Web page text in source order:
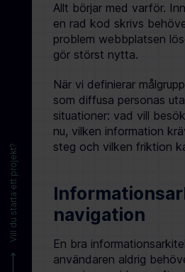
Vill du starta ett projekt?
Allt börjar med varför.
en rad kod skrivs
problem webbplatsen
gör störst nytta.
När vi definierar
som diffusa personas
situationer: vad vill
nu, vilken information
steg och vilken friktion
navigation
En bra
användaren aldrig